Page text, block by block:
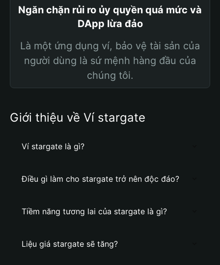
Ngăn chặn rủi ro ủy quyền quá mức và
DApp lừa đảo
Là một ứng dụng ví, bảo vệ tài sản của
người dùng là sứ mệnh hàng đầu của
chúng tôi.
Giới thiệu về Ví stargate
Ví stargate là gì?
Điều gì làm cho stargate trở nên độc đáo?
Tiềm năng tương lai của stargate là gì?
Liệu giá stargate sẽ tăng?